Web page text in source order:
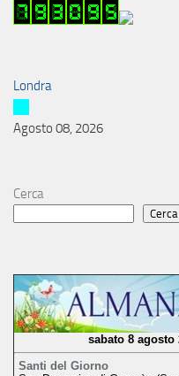
Londra
Agosto 08, 2026
Cerca
Cerca